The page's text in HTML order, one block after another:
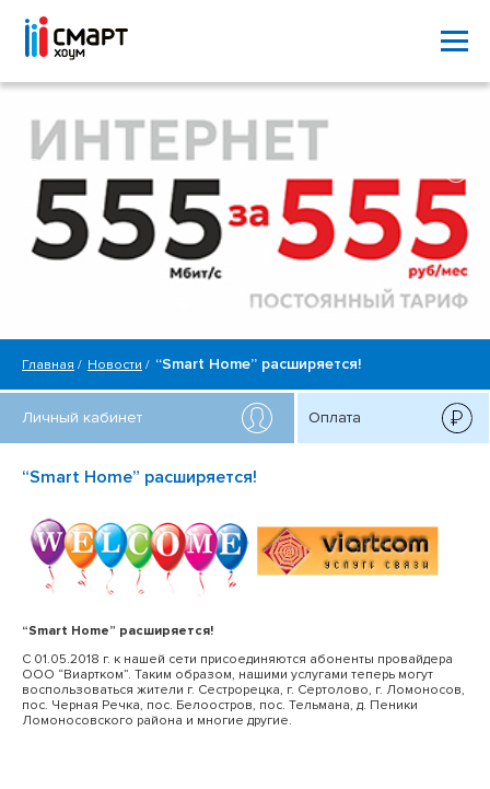
Главная Новости “Smart Home” расширяется!
Личный кабинет Оплата
“Smart Home” расширяется!
“Smart Home” расширяется!
С 01.05.2018 г. к нашей сети присоединяются абоненты провайдера
ООО “Виартком”. Таким образом, нашими услугами теперь могут
воспользоваться жители г. Сестрорецка, г. Сертолово, г. Ломоносов,
пос. Черная Речка, пос. Белоостров, пос. Тельмана, д. Пеники
Ломоносовского района и многие другие.